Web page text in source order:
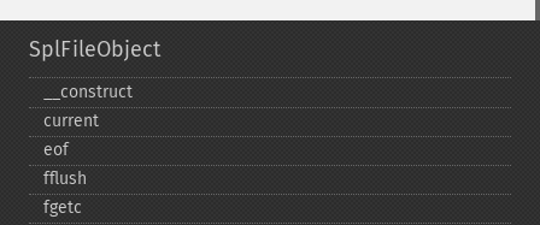
SplFileObject
_​_​construct
current
eof
fflush
fgetc